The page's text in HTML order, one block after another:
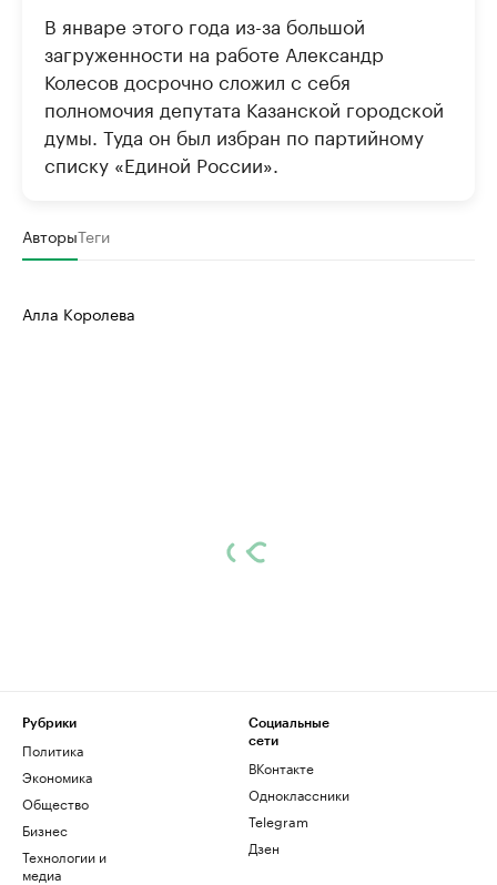
В январе этого года из-за большой
загруженности на работе Александр
Колесов досрочно сложил с себя
полномочия депутата Казанской городской
думы. Туда он был избран по партийному
списку «Единой России».
АвторыТеги
Алла Королева
Рубрики
Политика
Экономика
Общество
Бизнес
Технологии и
медиа
Социальные
сети
ВКонтакте
Одноклассники
Telegram
Дзен